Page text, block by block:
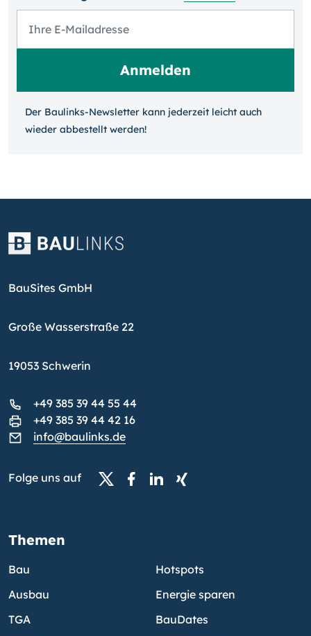
Der Baulinks-Newsletter kann jeder­zeit leicht auch
wieder ab­bestellt werden!
BauSites GmbH
Große Wasserstraße 22
19053 Schwerin
+49 385 39 44 55 44
+49 385 39 44 42 16
info@baulinks.de
Folge uns auf
Themen
Bau
Ausbau
TGA
Hotspots
Energie sparen
BauDates